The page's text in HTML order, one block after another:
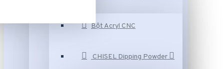
Bột Acryl CNC
CHISEL Dipping Powder